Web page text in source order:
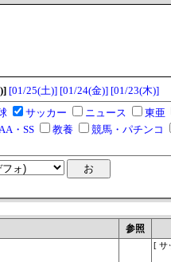
[01/25(土)] [01/24(金)] [01/23(木)]
サッカー ニュース 東亜
・SS 教養 競馬・パチンコ
参照
[ サ